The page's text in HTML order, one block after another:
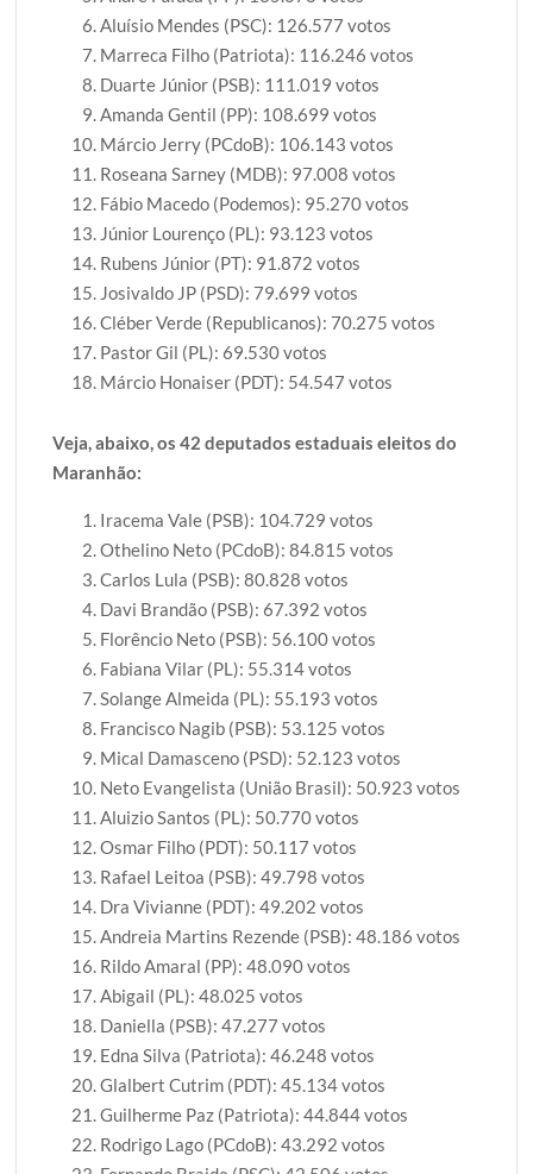
Aluísio Mendes (PSC): 126.577 votos
Marreca Filho (Patriota): 116.246 votos
Duarte Júnior (PSB): 111.019 votos
Amanda Gentil (PP): 108.699 votos
Márcio Jerry (PCdoB): 106.143 votos
Roseana Sarney (MDB): 97.008 votos
Fábio Macedo (Podemos): 95.270 votos
Júnior Lourenço (PL): 93.123 votos
Rubens Júnior (PT): 91.872 votos
Josivaldo JP (PSD): 79.699 votos
Cléber Verde (Republicanos): 70.275 votos
Pastor Gil (PL): 69.530 votos
Márcio Honaiser (PDT): 54.547 votos
Veja, abaixo, os 42 deputados estaduais eleitos do
Maranhão:
Iracema Vale (PSB): 104.729 votos
Othelino Neto (PCdoB): 84.815 votos
Carlos Lula (PSB): 80.828 votos
Davi Brandão (PSB): 67.392 votos
Florêncio Neto (PSB): 56.100 votos
Fabiana Vilar (PL): 55.314 votos
Solange Almeida (PL): 55.193 votos
Francisco Nagib (PSB): 53.125 votos
Mical Damasceno (PSD): 52.123 votos
Neto Evangelista (União Brasil): 50.923 votos
Aluizio Santos (PL): 50.770 votos
Osmar Filho (PDT): 50.117 votos
Rafael Leitoa (PSB): 49.798 votos
Dra Vivianne (PDT): 49.202 votos
Andreia Martins Rezende (PSB): 48.186 votos
Rildo Amaral (PP): 48.090 votos
Abigail (PL): 48.025 votos
Daniella (PSB): 47.277 votos
Edna Silva (Patriota): 46.248 votos
Glalbert Cutrim (PDT): 45.134 votos
Guilherme Paz (Patriota): 44.844 votos
Rodrigo Lago (PCdoB): 43.292 votos